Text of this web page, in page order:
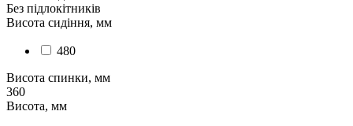
Без підлокітників
Висота сидіння, мм
480
Висота спинки, мм
360
Висота, мм